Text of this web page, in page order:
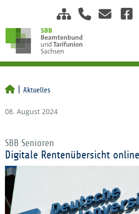
Aktuelles
08. August 2024
SBB Senioren
Digitale Rentenübersicht online